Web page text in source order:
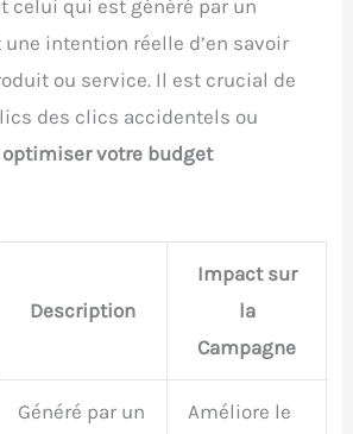
celui qui est généré par un
intention réelle d’en savoir
ou service. Il est crucial de
des clics accidentels ou
optimiser votre budget
Description
Impact sur
la
Campagne
Généré par un
Améliore le